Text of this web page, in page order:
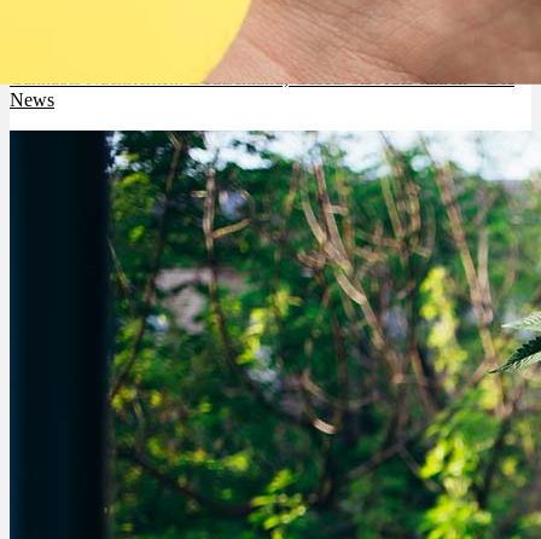
Cannabis Nachrichten: Deutschland, Gesetz bis Auto fahren – Die
News